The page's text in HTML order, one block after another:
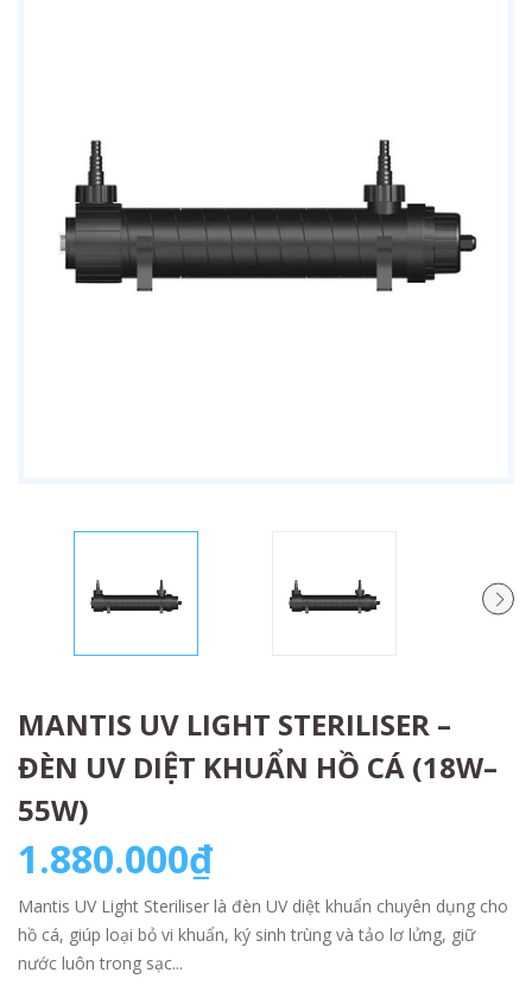
MANTIS UV LIGHT STERILISER –
ĐÈN UV DIỆT KHUẨN HỒ CÁ (18W–
55W)
1.880.000₫
Mantis UV Light Steriliser là đèn UV diệt khuẩn chuyên dụng cho
hồ cá, giúp loại bỏ vi khuẩn, ký sinh trùng và tảo lơ lửng, giữ
nước luôn trong sạc...